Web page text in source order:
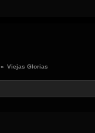
» Viejas Glorias